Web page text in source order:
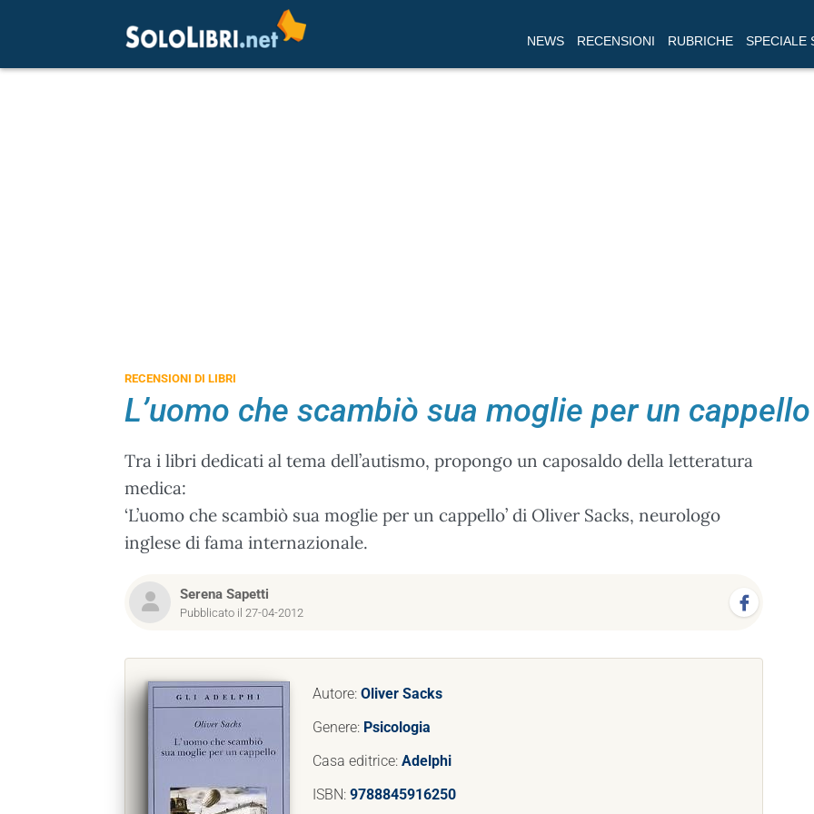
NEWS RECENSIONI RUBRICHE SPECIALE
RECENSIONI DI LIBRI
L’uomo che scambiò sua moglie per un cappello
Tra i libri dedicati al tema dell’autismo, propongo un caposaldo della letteratura
medica:
‘L’uomo che scambiò sua moglie per un cappello’ di Oliver Sacks, neurologo
inglese di fama internazionale.
Serena Sapetti
Pubblicato il 27-04-2012
Autore: Oliver Sacks
Genere: Psicologia
Casa editrice: Adelphi
ISBN: 9788845916250